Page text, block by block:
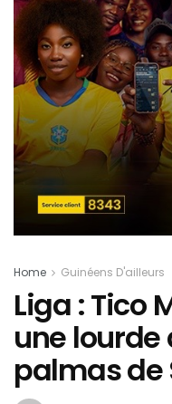
Home Guinéens D'ailleurs
Liga : Tico
une lourde
palmas de